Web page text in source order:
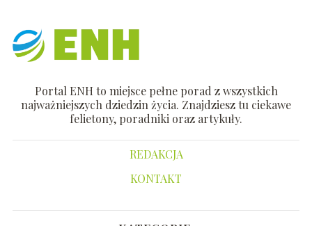
Portal ENH to miejsce pełne porad z wszystkich
najważniejszych dziedzin życia. Znajdziesz tu ciekawe
felietony, poradniki oraz artykuły.
REDAKCJA
KONTAKT